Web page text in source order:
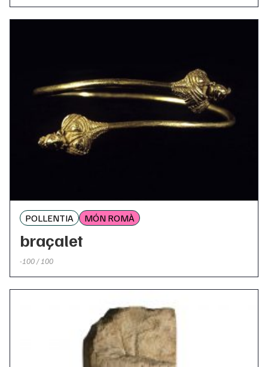
POLLENTIA MÓN ROMÀ
braçalet
-100 / 100